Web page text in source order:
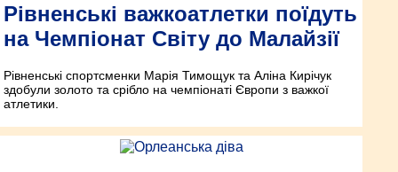
Рівненські важкоатлетки поїдуть
на Чемпіонат Світу до Малайзії
Рівненські спортсменки Марія Тимощук та Аліна Кирічук
здобули золото та срібло на чемпіонаті Європи з важкої
атлетики.